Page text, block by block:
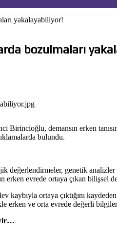
yakalayabiliyor!
bozulmaları
demansın erken
bulundu.
değerlendirmeler, genetik
evrede ortaya çıkan bilişsel
kaybıyla ortaya çıktığını
erken ve orta evrede değerli